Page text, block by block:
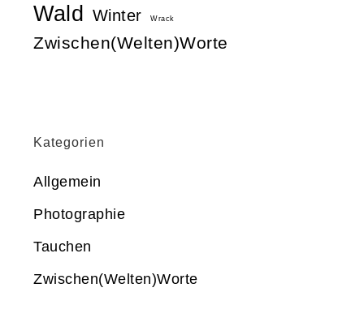
Wald Winter Wrack
Zwischen(Welten)Worte
Kategorien
Allgemein
Photographie
Tauchen
Zwischen(Welten)Worte